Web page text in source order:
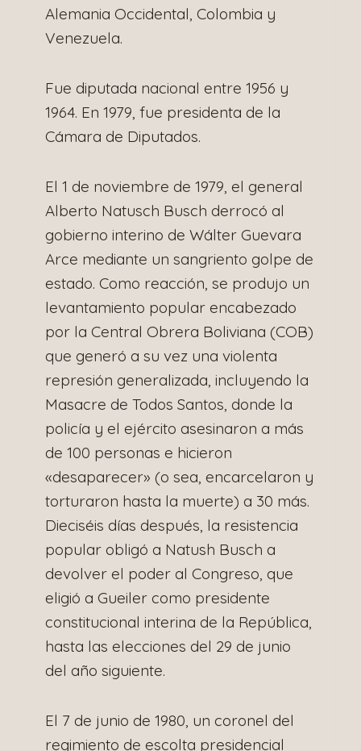
Alemania Occidental, Colombia y
Venezuela.
Fue diputada nacional entre 1956 y
1964. En 1979, fue presidenta de la
Cámara de Diputados.
El 1 de noviembre de 1979, el general
Alberto Natusch Busch derrocó al
gobierno interino de Wálter Guevara
Arce mediante un sangriento golpe de
estado. Como reacción, se produjo un
levantamiento popular encabezado
por la Central Obrera Boliviana (COB)
que generó a su vez una violenta
represión generalizada, incluyendo la
Masacre de Todos Santos, donde la
policía y el ejército asesinaron a más
de 100 personas e hicieron
«desaparecer» (o sea, encarcelaron y
torturaron hasta la muerte) a 30 más.
Dieciséis días después, la resistencia
popular obligó a Natush Busch a
devolver el poder al Congreso, que
eligió a Gueiler como presidente
constitucional interina de la República,
hasta las elecciones del 29 de junio
del año siguiente.
El 7 de junio de 1980, un coronel del
regimiento de escolta presidencial